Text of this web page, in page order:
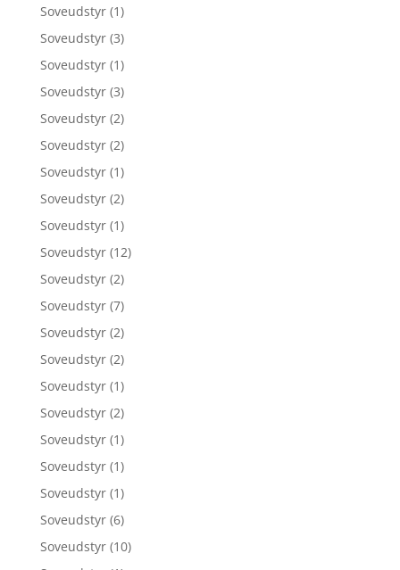
Soveudstyr (1)
Soveudstyr (3)
Soveudstyr (1)
Soveudstyr (3)
Soveudstyr (2)
Soveudstyr (2)
Soveudstyr (1)
Soveudstyr (2)
Soveudstyr (1)
Soveudstyr (12)
Soveudstyr (2)
Soveudstyr (7)
Soveudstyr (2)
Soveudstyr (2)
Soveudstyr (1)
Soveudstyr (2)
Soveudstyr (1)
Soveudstyr (1)
Soveudstyr (1)
Soveudstyr (6)
Soveudstyr (10)